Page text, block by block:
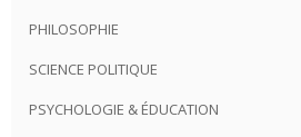
PHILOSOPHIE
SCIENCE POLITIQUE
PSYCHOLOGIE & ÉDUCATION